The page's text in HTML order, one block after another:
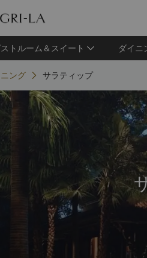
トルーム＆スイート ダイニ
ング サラティップ